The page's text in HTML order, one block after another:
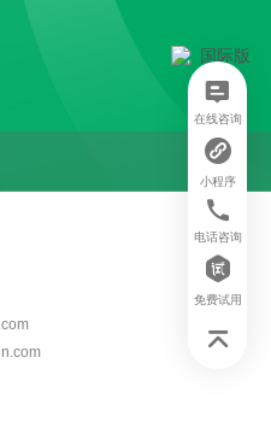
在线咨询
小程序
电话咨询
免费试用